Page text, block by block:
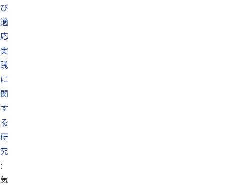
び
適
応
実
践
に
関
す
る
研
究
:
気